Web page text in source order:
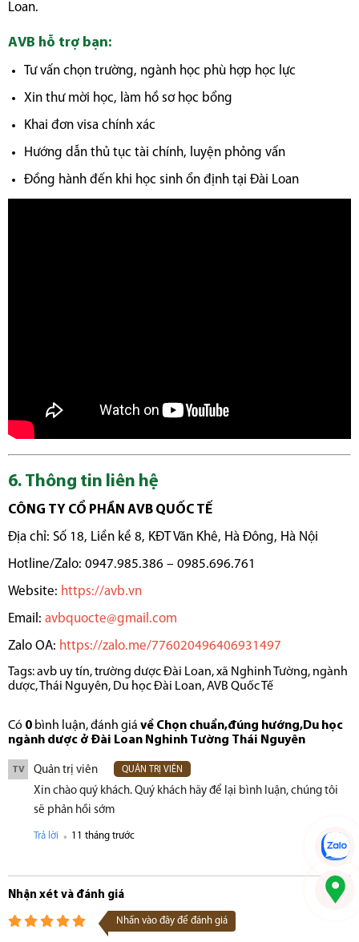
Loan.
AVB hỗ trợ bạn:
Tư vấn chọn trường, ngành học phù hợp học lực
Xin thư mời học, làm hồ sơ học bổng
Khai đơn visa chính xác
Hướng dẫn thủ tục tài chính, luyện phỏng vấn
Đồng hành đến khi học sinh ổn định tại Đài Loan
6. Thông tin liên hệ
CÔNG TY CỔ PHẦN AVB QUỐC TẾ
Địa chỉ: Số 18, Liền kề 8, KĐT Văn Khê, Hà Đông, Hà Nội
Hotline/Zalo: 0947.985.386 – 0985.696.761
Website: https://avb.vn
Email: avbquocte@gmail.com
Zalo OA: https://zalo.me/776020496406931497
Tags:avb uy tín,trường dược Đài Loan,xã Nghinh Tường, ngành
dược,Thái Nguyên, Du học Đài Loan,AVB Quốc Tế
Có 0 bình luận, đánh giá về Chọn chuẩn,đúng hướng,Du học
ngành dược ở Đài Loan Nghinh Tường Thái Nguyên
TV Quản trị viên QUẢN TRỊ VIÊN
Xin chào quý khách. Quý khách hãy để lại bình luận, chúng tôi
sẽ phản hồi sớm
Trả lời . 11 tháng trước
Nhận xét và đánh giá
Nhấn vào đây để đánh giá